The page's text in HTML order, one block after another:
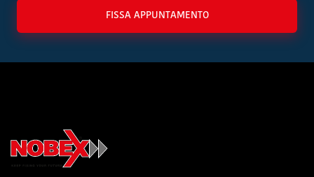
FISSA APPUNTAMENTO